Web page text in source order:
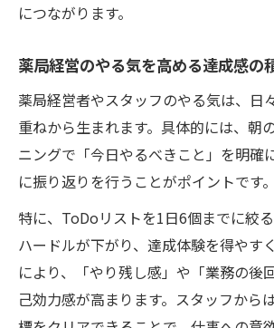
につながります。
薬局経営のやる気を高める達成感の
薬局経営者やスタッフのやる気は、日
重ねから生まれます。具体的には、朝
ニングで「今日やるべきこと」を明確
に振り返りを行うことがポイントです。
特に、ToDoリストを1日6個までに絞
ハードルが下がり、達成体験を得やす
により、「やり残し感」や「業務の後
己効力感が高まります。スタッフから